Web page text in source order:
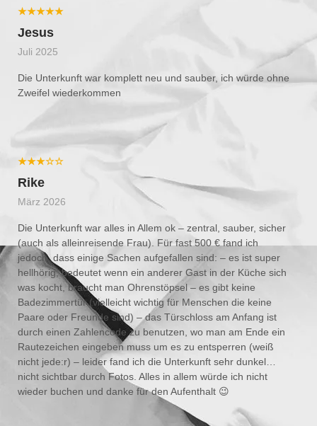
★★★★★
Jesus
Juli 2025
Die Unterkunft war komplett neu und sauber, ich würde ohne
Zweifel wiederkommen
★★★☆☆
Rike
März 2026
Die Unterkunft war alles in Allem ok – zentral, sauber, sicher
(auch als alleinreisende Frau). Für fast 500 € fand ich
jedoch, dass einige Sachen aufgefallen sind: – es ist super
hellhörig, bedeutet wenn ein anderer Gast in der Küche sich
was kocht, braucht man Ohrenstöpsel – es gibt keine
Badezimmertür (vielleicht wichtig für Menschen die keine
Paare oder Freunde sind) – das Türschloss am Anfang ist
durch einen Zahlencode zu benutzen, wo man am Ende ein
Rautezeichen eingeben muss um es zu entsperren (weiß
nicht jede:r) – leider fand ich die Unterkunft sehr dunkel…
nicht sichtbar durch Fotos. Alles in allem würde ich nicht
wieder buchen und danke für den Aufenthalt 😉